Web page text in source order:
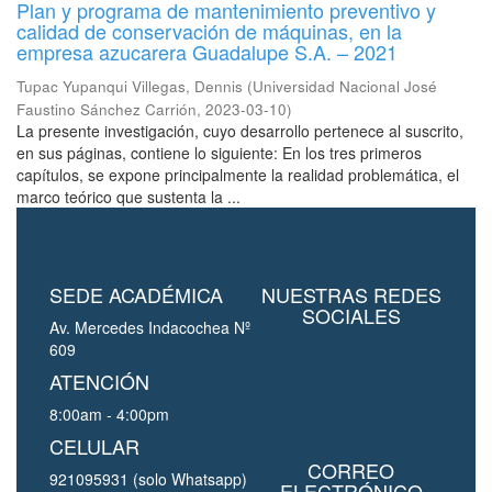
Plan y programa de mantenimiento preventivo y
calidad de conservación de máquinas, en la
empresa azucarera Guadalupe S.A. – 2021
Tupac Yupanqui Villegas, Dennis (Universidad Nacional José
Faustino Sánchez Carrión, 2023-03-10)
La presente investigación, cuyo desarrollo pertenece al suscrito,
en sus páginas, contiene lo siguiente: En los tres primeros
capítulos, se expone principalmente la realidad problemática, el
marco teórico que sustenta la ...
SEDE ACADÉMICA
Av. Mercedes Indacochea Nº
609
ATENCIÓN
8:00am - 4:00pm
CELULAR
921095931 (solo Whatsapp)
NUESTRAS REDES
SOCIALES
CORREO